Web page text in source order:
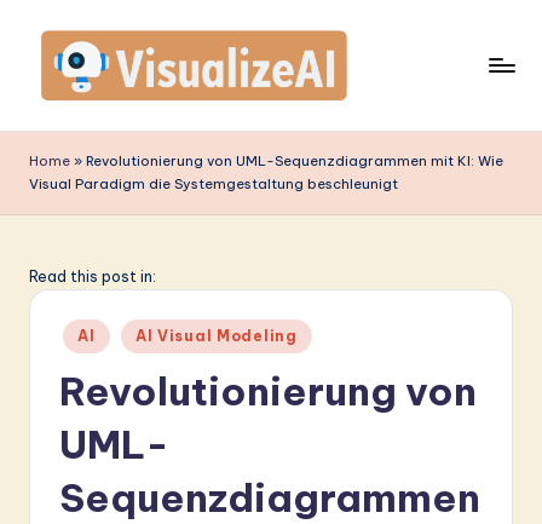
content
is
u
li
A
G
Home » Revolutionierung von UML-Sequenzdiagrammen mit KI: Wie
Visual Paradigm die Systemgestaltung beschleunigt
Read this post in:
Posted
in
AI AI Visual Modeling
Revolutionierung von
UML-
Sequenzdiagrammen